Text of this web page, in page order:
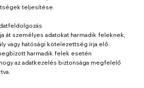
teljesítése.
át személyes adatokat harmadik feleknek,
vagy hatósági kötelezettség írja elő.
harmadik felek esetén
az adatkezelés biztonsága megfelelő